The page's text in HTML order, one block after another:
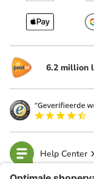
6.2 million
Help Center